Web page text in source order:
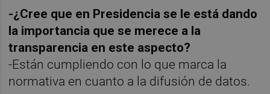
-¿Cree que en Presidencia se le está dando
la importancia que se merece a la
transparencia en este aspecto?
-Están cumpliendo con lo que marca la
normativa en cuanto a la difusión de datos.